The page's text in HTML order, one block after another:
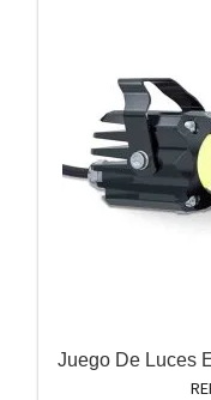
Juego De Luces